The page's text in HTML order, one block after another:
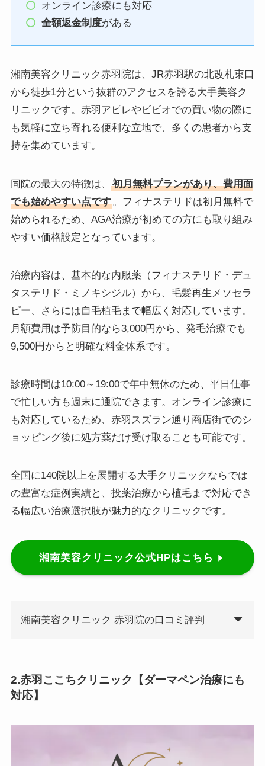
オンライン診療にも対応
全額返金制度がある
湘南美容クリニック赤羽院は、JR赤羽駅の北改札東口
から徒歩1分という抜群のアクセスを誇る大手美容ク
リニックです。赤羽アピレやビビオでの買い物の際に
も気軽に立ち寄れる便利な立地で、多くの患者から支
持を集めています。
同院の最大の特徴は、
初月無料プランがあり、費用面
でも始めやすい点です。フィナステリドは初月無料で
始められるため、AGA治療が初めての方にも取り組み
やすい価格設定となっています。
治療内容は、基本的な内服薬（フィナステリド・デュ
タステリド・ミノキシジル）から、毛髪再生メソセラ
ピー、さらには自毛植毛まで幅広く対応しています。
月額費用は予防目的なら3,000円から、発毛治療でも
9,500円からと明確な料金体系です。
診療時間は10:00～19:00で年中無休のため、平日仕事
で忙しい方も週末に通院できます。オンライン診療に
も対応しているため、赤羽スズラン通り商店街でのシ
ョッピング後に処方薬だけ受け取ることも可能です。
全国に140院以上を展開する大手クリニックならでは
の豊富な症例実績と、投薬治療から植毛まで対応でき
る幅広い治療選択肢が魅力的なクリニックです。
湘南美容クリニック公式HPはこちら
湘南美容クリニック 赤羽院の口コミ評判
2.赤羽ここちクリニック【ダーマペン治療にも
対応】